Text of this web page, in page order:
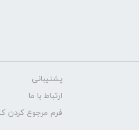
پشتیبانی
ارتباط با ما
فرم مرجوع کردن